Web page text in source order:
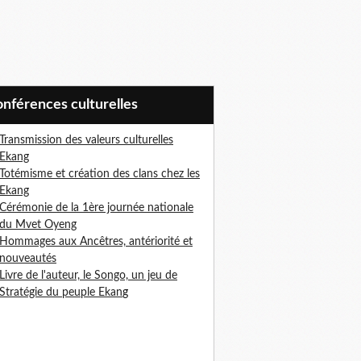
culturelles
Transmission des valeurs culturelles
Ekang
Totémisme et création des clans chez les
Ekang
Cérémonie de la 1ère journée nationale
du Mvet Oyeng
Hommages aux Ancêtres, antériorité et
nouveautés
Livre de l'auteur, le Songo, un jeu de
Stratégie du peuple Ekang